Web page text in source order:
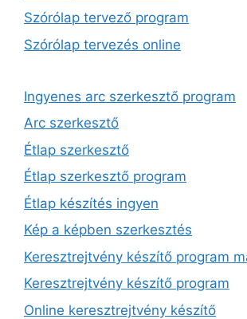
Szórólap tervező program
Szórólap tervezés online
Ingyenes arc szerkesztő program
Arc szerkesztő
Étlap szerkesztő
Étlap szerkesztő program
Étlap készítés ingyen
Kép a képben szerkesztés
Keresztrejtvény készítő program
Keresztrejtvény készítő program
Online keresztrejtvény készítő